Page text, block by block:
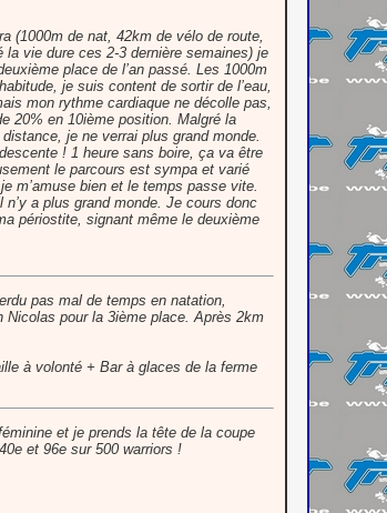
(1000m de nat, 42km de vélo de route,
la vie dure ces 2-3 dernière semaines) je
place de l’an passé. Les 1000m
je suis content de sortir de l’eau,
mon rythme cardiaque ne décolle pas,
20% en 10ième position. Malgré la
je ne verrai plus grand monde.
! 1 heure sans boire, ça va être
le parcours est sympa et varié
m’amuse bien et le temps passe vite.
a plus grand monde. Je cours donc
périostite, signant même le deuxième
pas mal de temps en natation,
Nicolas pour la 3ième place. Après 2km
à volonté + Bar à glaces de la ferme
et je prends la tête de la coupe
et 96e sur 500 warriors !